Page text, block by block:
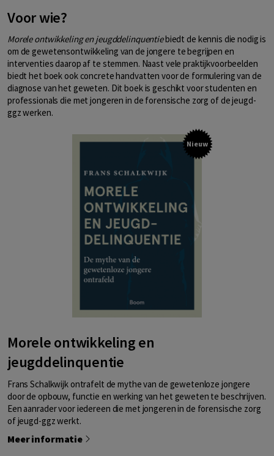
Voor wie?
Morele ontwikkeling en jeugddelinquentiebiedt de kennis die nodig is
om de gewetensontwikkeling van de jongere te begrijpen en
interventies daarop af te stemmen. Naast vele praktijkvoorbeelden
biedt het boek ook concrete handvatten voor de formulering van de
diagnose van het geweten. Dit boek is geschikt voor studenten en
professionals die met jongeren in de forensische zorg of de jeugd-
ggz werken.
Nieuw
Morele ontwikkeling en
jeugddelinquentie
Frans Schalkwijk ontrafelt de mythe van de gewetenloze jongere
door de opbouw, functie en werking van het geweten te beschrijven.
Een aanrader voor iedereen die met jongeren in de forensische zorg
of jeugd-ggz werkt.
Meer informatie